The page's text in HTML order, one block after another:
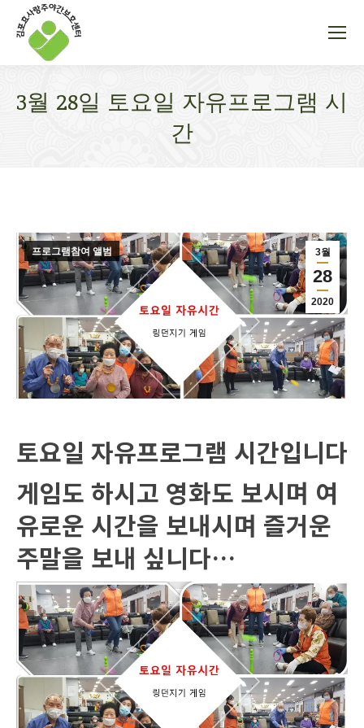
3월 28일 토요일 자유프로그램 시
간
3월
28
2020
프로그램참여 앨범
토요일 자유프로그램 시간입니다
게임도 하시고 영화도 보시며 여
유로운 시간을 보내시며 즐거운
주말을 보내 싶니다…